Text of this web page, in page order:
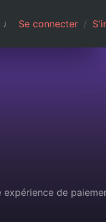
Se connecter /
de